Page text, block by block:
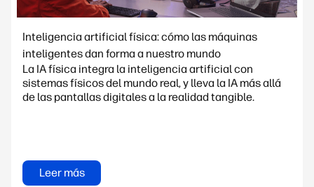
Inteligencia artificial física: cómo las máquinas
inteligentes dan forma a nuestro mundo
La IA física integra la inteligencia artificial con
sistemas físicos del mundo real, y lleva la IA más allá
de las pantallas digitales a la realidad tangible.
Leer más